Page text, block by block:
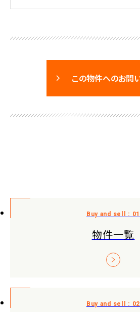
この物件へのお問
物件一覧